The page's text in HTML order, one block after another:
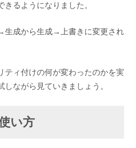
きるようになりました。
生成から生成→上書きに変更され
ティ付けの何が変わったのかを実
しながら見ていきましょう。
い方